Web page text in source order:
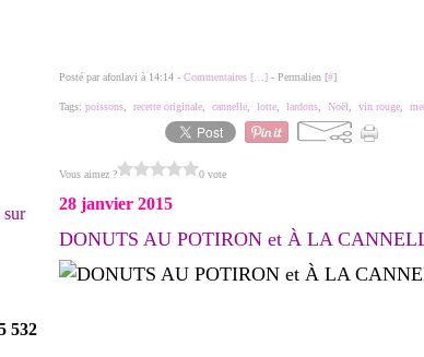
sur
532
Posté par afonlavi à 14:14 - Commentaires [ ] - Permalien [#]
Tags: poissons recette originale cannelle lotte lardons Noël vin rouge
Vous aimez ? 0 vote
28 janvier 2015
DONUTS AU POTIRON et À LA